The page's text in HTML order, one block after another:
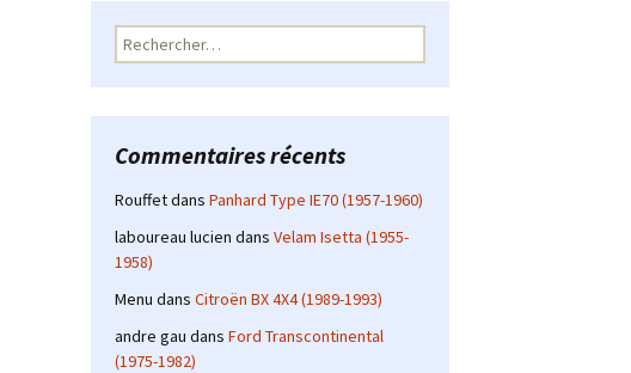
Rechercher :
Commentaires récents
Rouffetdans Panhard Type IE70 (1957-1960)
laboureau lucien dans Velam Isetta (1955-
1958)
Menu dans Citroën BX 4X4 (1989-1993)
andre gau dans Ford Transcontinental
(1975-1982)